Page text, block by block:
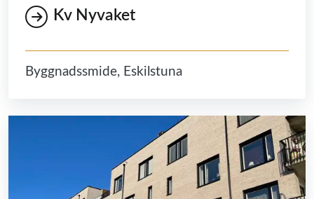
Kv Nyvaket
Byggnadssmide, Eskilstuna